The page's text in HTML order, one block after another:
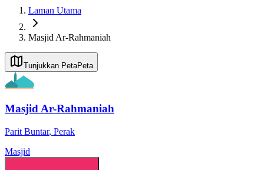
Laman Utama
Masjid Ar-Rahmaniah
Tunjukkan PetaPeta
Masjid Ar-Rahmaniah
Parit Buntar, Perak
Masjid